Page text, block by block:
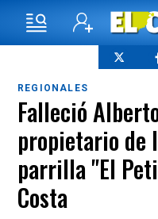
REGIONALES
Falleció
propietario de
parrilla "El
Costa